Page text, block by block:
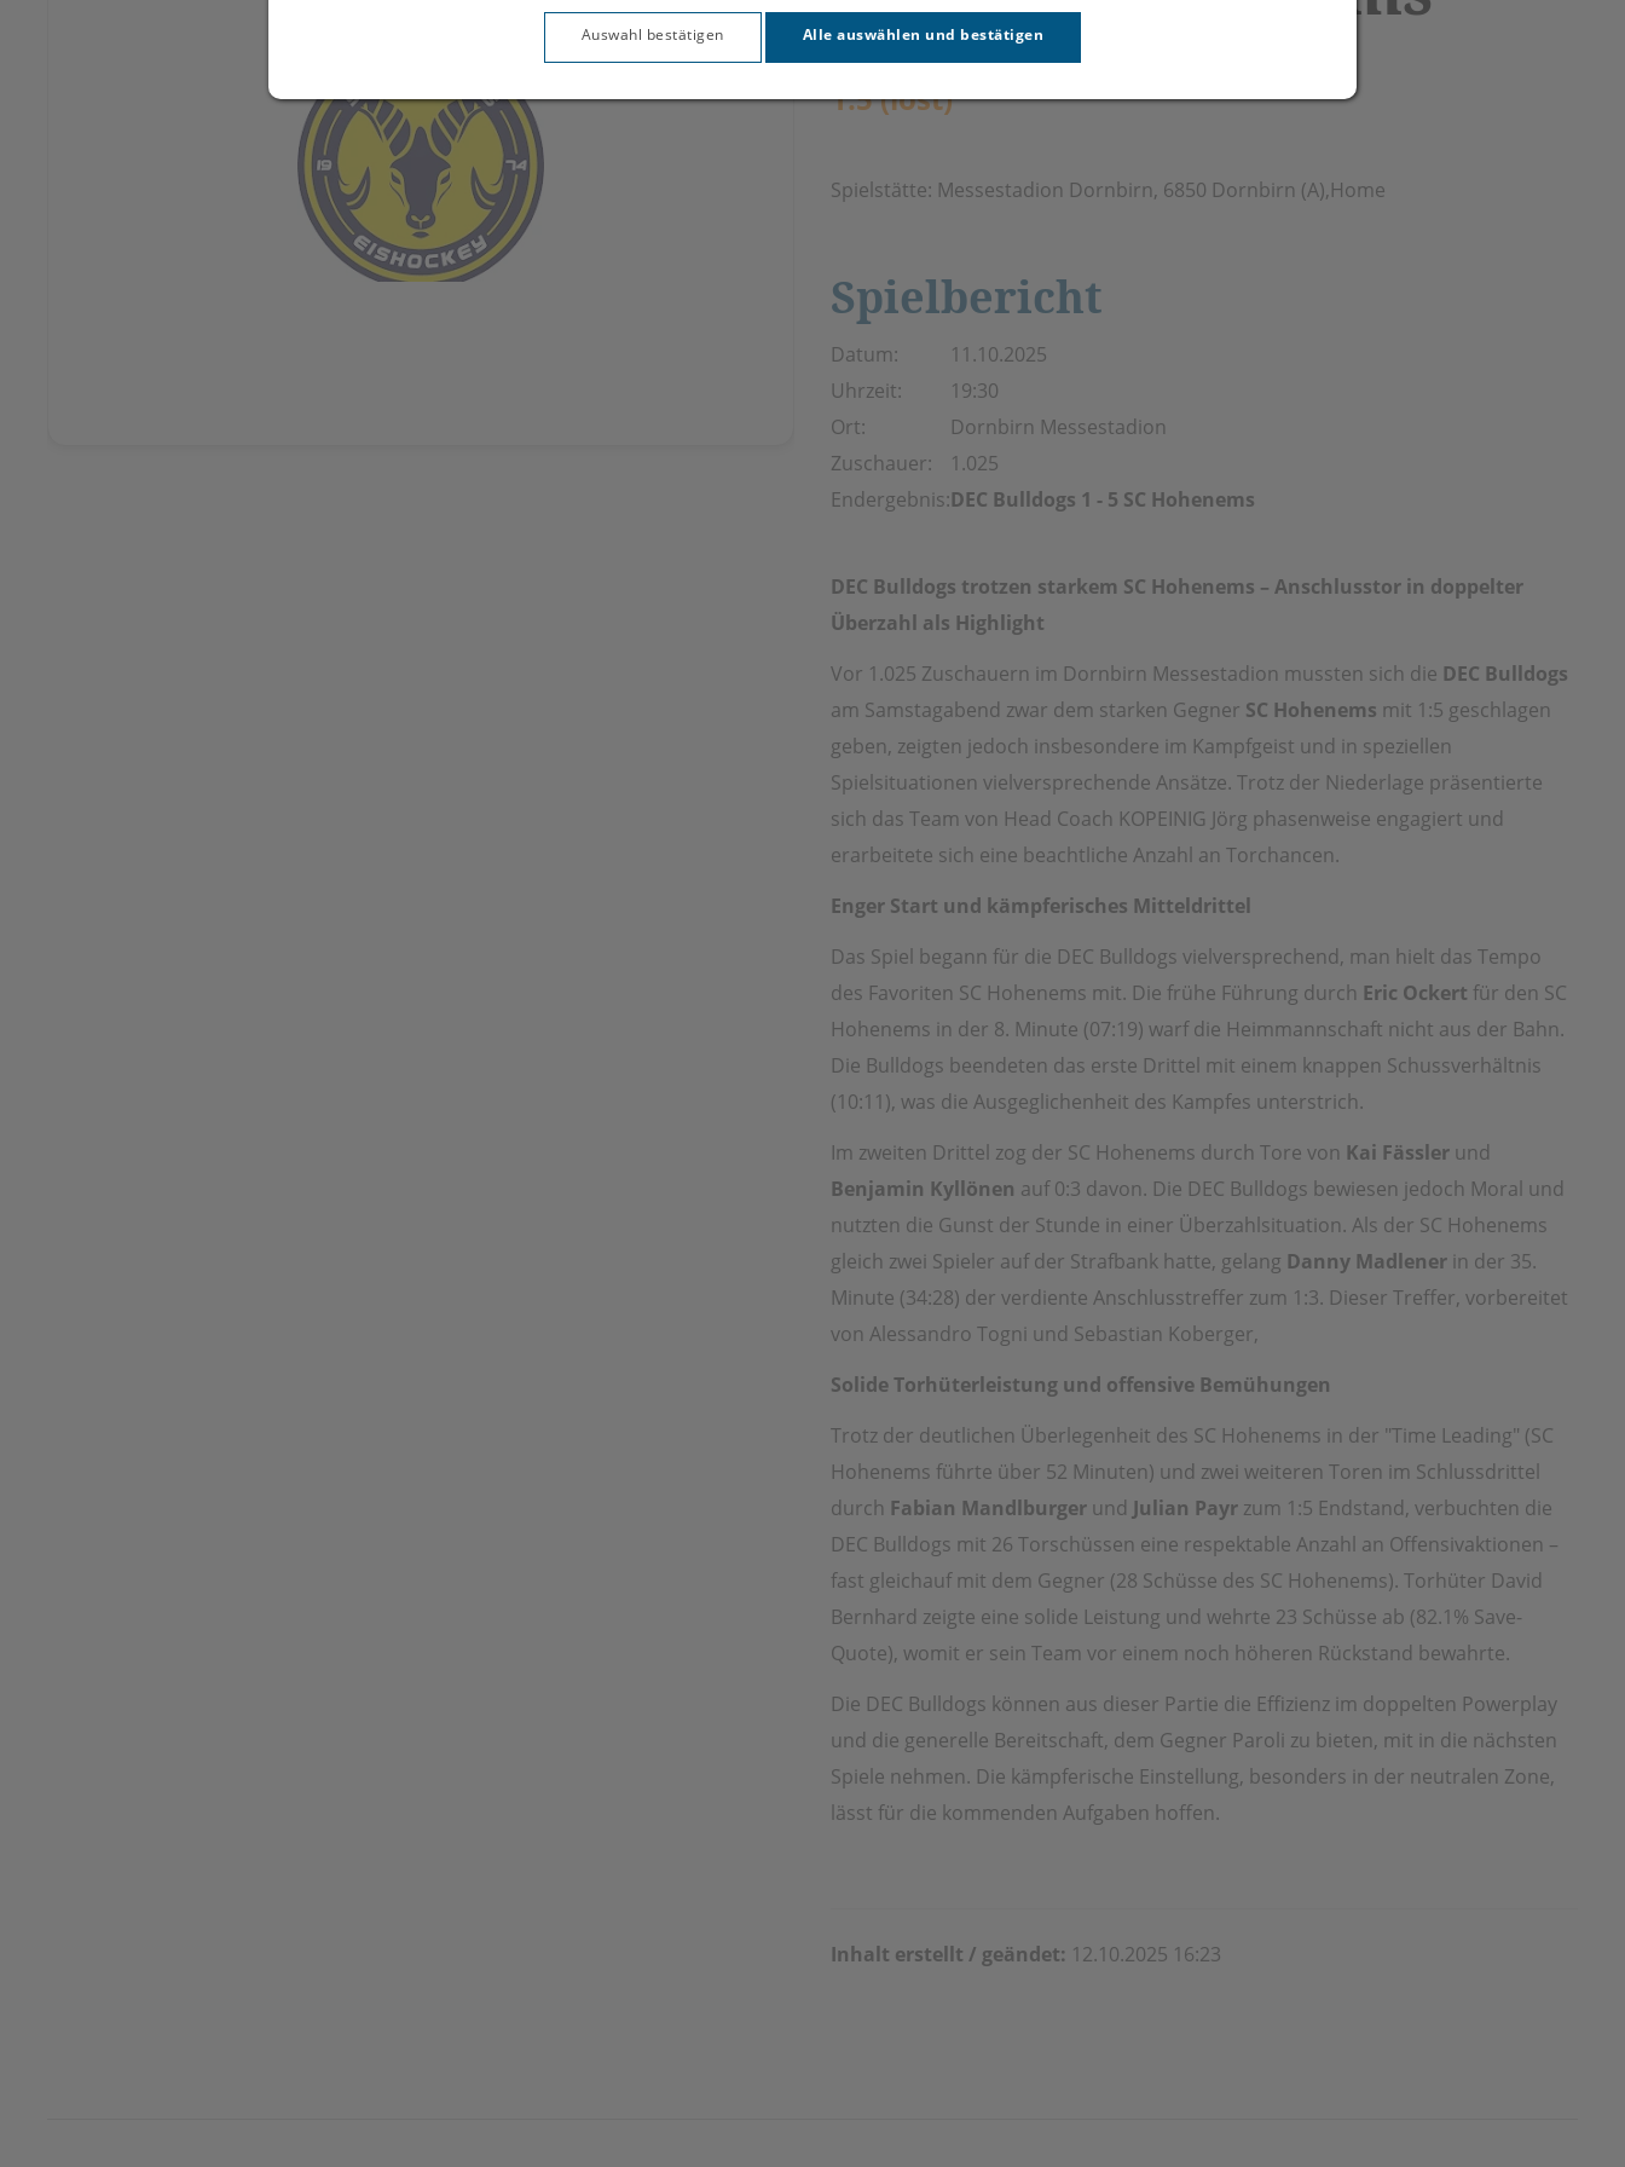
Ergebnis:
1:5 (lost)
Spielstätte: Messestadion Dornbirn, 6850 Dornbirn (A),Home
Spielbericht
Datum:
11.10.2025
Uhrzeit:
19:30
Ort:
Dornbirn Messestadion
Zuschauer:
1.025
Endergebnis:DEC Bulldogs 1 - 5 SC Hohenems
DEC Bulldogs trotzen starkem SC Hohenems – Anschlusstor in doppelter
Überzahl als Highlight
Vor 1.025 Zuschauern im Dornbirn Messestadion mussten sich die DEC Bulldogs
am Samstagabend zwar dem starken Gegner SC Hohenems mit 1:5 geschlagen
geben, zeigten jedoch insbesondere im Kampfgeist und in speziellen
Spielsituationen vielversprechende Ansätze. Trotz der Niederlage präsentierte
sich das Team von Head Coach KOPEINIG Jörg phasenweise engagiert und
erarbeitete sich eine beachtliche Anzahl an Torchancen.
Enger Start und kämpferisches Mitteldrittel
Das Spiel begann für die DEC Bulldogs vielversprechend, man hielt das Tempo
des Favoriten SC Hohenems mit. Die frühe Führung durch Eric Ockert für den SC
Hohenems in der 8. Minute (07:19) warf die Heimmannschaft nicht aus der Bahn.
Die Bulldogs beendeten das erste Drittel mit einem knappen Schussverhältnis
(10:11), was die Ausgeglichenheit des Kampfes unterstrich.
Im zweiten Drittel zog der SC Hohenems durch Tore von Kai Fässler und
Benjamin Kyllönen auf 0:3 davon. Die DEC Bulldogs bewiesen jedoch Moral und
nutzten die Gunst der Stunde in einer Überzahlsituation. Als der SC Hohenems
gleich zwei Spieler auf der Strafbank hatte, gelang Danny Madlener in der 35.
Minute (34:28) der verdiente Anschlusstreffer zum 1:3. Dieser Treffer, vorbereitet
von Alessandro Togni und Sebastian Koberger,
Solide Torhüterleistung und offensive Bemühungen
Trotz der deutlichen Überlegenheit des SC Hohenems in der "Time Leading" (SC
Hohenems führte über 52 Minuten) und zwei weiteren Toren im Schlussdrittel
durch Fabian Mandlburger und Julian Payr zum 1:5 Endstand, verbuchten die
DEC Bulldogs mit 26 Torschüssen eine respektable Anzahl an Offensivaktionen –
fast gleichauf mit dem Gegner (28 Schüsse des SC Hohenems). Torhüter David
Bernhard zeigte eine solide Leistung und wehrte 23 Schüsse ab (82.1% Save-
Quote), womit er sein Team vor einem noch höheren Rückstand bewahrte.
Die DEC Bulldogs können aus dieser Partie die Effizienz im doppelten Powerplay
und die generelle Bereitschaft, dem Gegner Paroli zu bieten, mit in die nächsten
Spiele nehmen. Die kämpferische Einstellung, besonders in der neutralen Zone,
lässt für die kommenden Aufgaben hoffen.
Inhalt erstellt / geändet: 12.10.2025 16:23
Auswahl bestätigen Alle auswählen und bestätigen